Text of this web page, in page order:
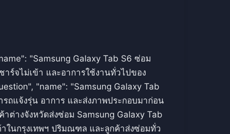
"Samsung Galaxy Tab S6 ซ่อม
ร์จไม่เข้า และอาการใช้งานทั่วไปของ
"name": "Samsung Galaxy Tab
ถแจ้งรุ่น อาการ และส่งภาพประกอบมาก่อน
ต่างจังหวัดส่งซ่อม Samsung Galaxy Tab
ในกรุงเทพฯ ปริมณฑล และลูกค้าส่งซ่อมทั่ว